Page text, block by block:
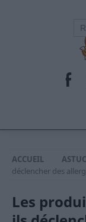
ACCUEIL
déclencher des
Les